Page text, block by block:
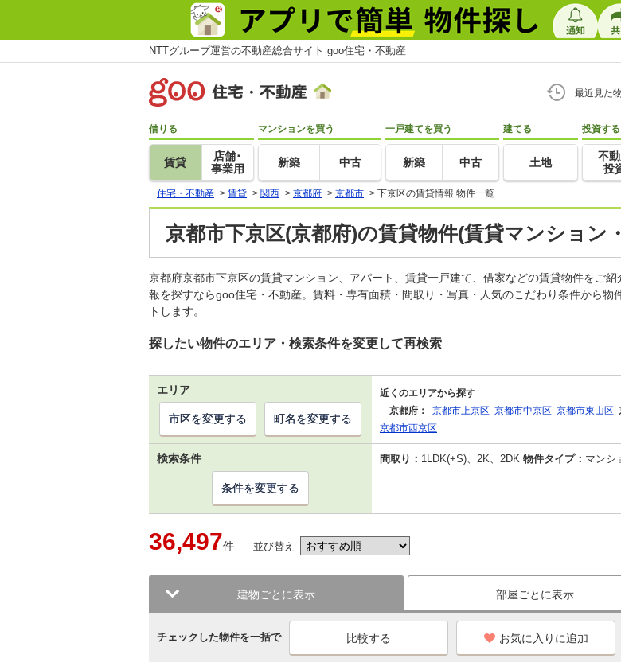
NTTグループ運営の不動産総合サイト goo住宅・不動産
最近見た
借りる
賃貸
店舗･
事業用
マンションを買う
新築 中古
一戸建てを買う
新築 中古
建てる
土地
投資する
不
投
住宅・不動産 > 賃貸 > 関西 > 京都府 > 京都市 > 下京区の賃貸情報 物件一覧
京都市下京区(京都府)の賃貸物件(賃貸マンション
京都府京都市下京区の賃貸マンション、アパート、賃貸一戸建て、借家などの賃貸物件をご
報を探すならgoo住宅・不動産。賃料・専有面積・間取り・写真・人気のこだわり条件から
トします。
探したい物件のエリア・検索条件を変更して再検索
エリア
近くのエリアから探す
京都府：
京都市上京区 京都市中京区 京都市東山区
京都市西京区
市区を変更する 町名を変更する
検索条件 間取り： 1LDK(+S)、2K、2DK 物件タイプ： マンシ
条件を変更する
36,497件 並び替え
建物ごとに表示 部屋ごとに表示
チェックした物件を一括で お気に入りに追加